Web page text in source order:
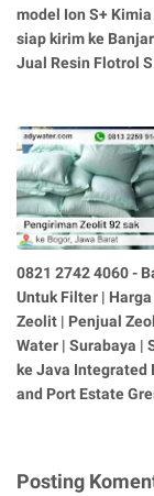
model Ion S+
siap kirim ke
Jual Resin Flotrol
0821 2742 4060 -
Untuk Filter |
Zeolit | Penjual
Water | Surabaya |
ke Java Integrated
and Port Estate
Posting